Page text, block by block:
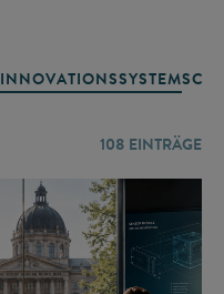
INNOVATIONSSYSTEM
108 EINTRÄGE